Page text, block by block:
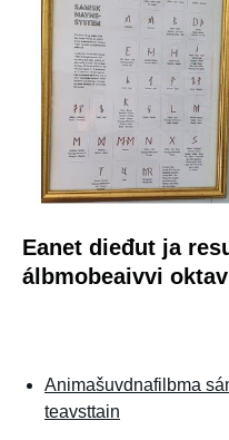
Eanet dieđut ja
álbmobeaivvi
Animašuvdnafilbma
teavsttain